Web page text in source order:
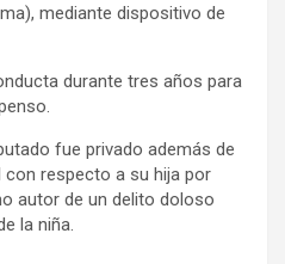
mediante dispositivo de
durante tres años para
fue privado además de
con respecto a su hija por
autor de un delito doloso
la niña.